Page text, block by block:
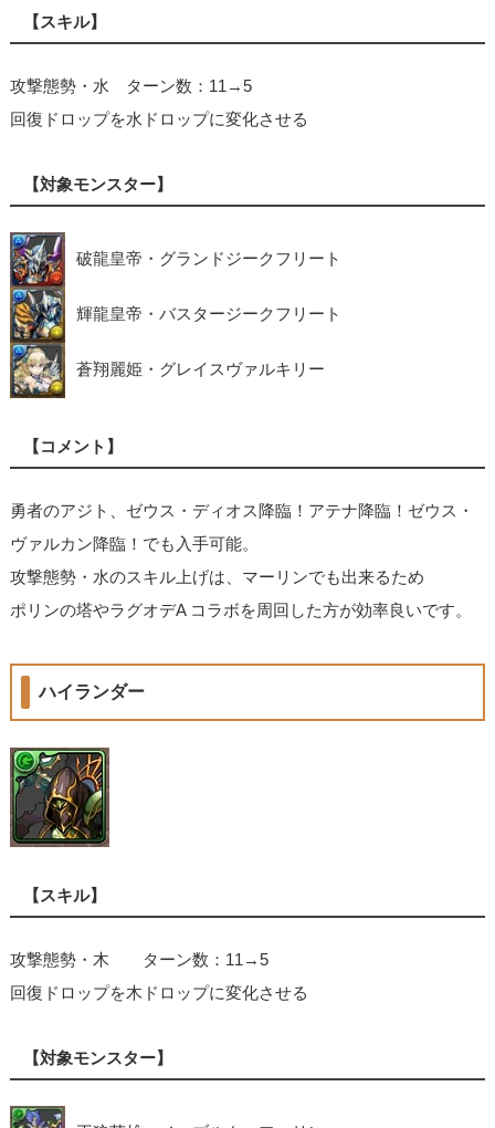
【スキル】
攻撃態勢・水 ターン数：11→5
回復ドロップを水ドロップに変化させる
【対象モンスター】
破龍皇帝・グランドジークフリート
輝龍皇帝・バスタージークフリート
蒼翔麗姫・グレイスヴァルキリー
【コメント】
勇者のアジト、ゼウス・ディオス降臨！アテナ降臨！ゼウス・
ヴァルカン降臨！でも入手可能。
攻撃態勢・水のスキル上げは、マーリンでも出来るため
ポリンの塔やラグオデA コラボを周回した方が効率良いです。
ハイランダー
【スキル】
攻撃態勢・木 ターン数：11→5
回復ドロップを木ドロップに変化させる
【対象モンスター】